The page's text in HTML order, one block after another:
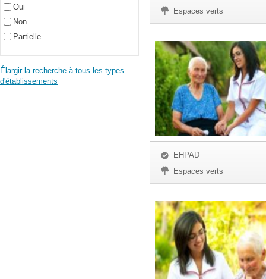
Oui
Non
Partielle
Élargir la recherche à tous les types
d'établissements
Espaces verts
EHPAD
Espaces verts